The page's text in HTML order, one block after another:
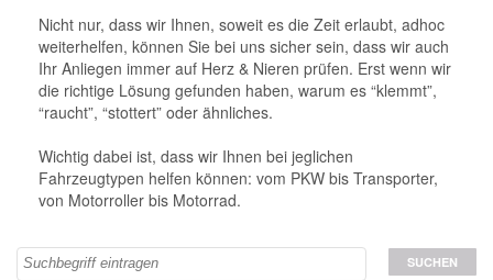
Nicht nur, dass wir Ihnen, soweit es die Zeit erlaubt, adhoc
weiterhelfen, können Sie bei uns sicher sein, dass wir auch
Ihr Anliegen immer auf Herz & Nieren prüfen. Erst wenn wir
die richtige Lösung gefunden haben, warum es “klemmt”,
“raucht”, “stottert” oder ähnliches.
Wichtig dabei ist, dass wir Ihnen bei jeglichen
Fahrzeugtypen helfen können: vom PKW bis Transporter,
von Motorroller bis Motorrad.